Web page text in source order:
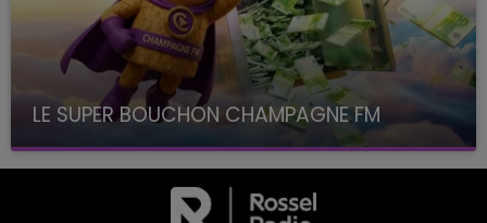
LE SUPER BOUCHON CHAMPAGNE FM
avec La Famille Champagne FM, à 8H10